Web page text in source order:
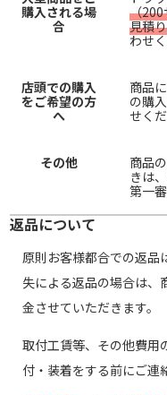
購入される場
合
（200
見積り
わせ
店頭での購入
をご希望の方
へ
商品
の購
せくだ
その他
商品
きは
第一
返品について
原則お客様都合での返品
失による返品の場合は、
金させていただきます。
取付工賃等、その他費用
付・装着をする前にご連